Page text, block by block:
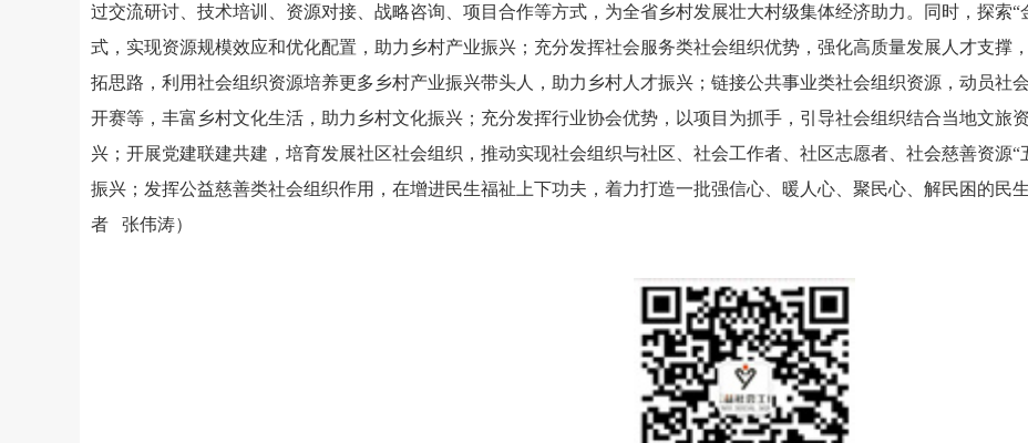
过交流研讨、技术培训、资源对接、战略咨询、项目合作等方式，为全省乡村发展壮大村级集体经济助力。同时，探索“
式，实现资源规模效应和优化配置，助力乡村产业振兴；充分发挥社会服务类社会组织优势，强化高质量发展人才支撑
拓思路，利用社会组织资源培养更多乡村产业振兴带头人，助力乡村人才振兴；链接公共事业类社会组织资源，动员社
开赛等，丰富乡村文化生活，助力乡村文化振兴；充分发挥行业协会优势，以项目为抓手，引导社会组织结合当地文旅
兴；开展党建联建共建，培育发展社区社会组织，推动实现社会组织与社区、社会工作者、社区志愿者、社会慈善资源
振兴；发挥公益慈善类社会组织作用，在增进民生福祉上下功夫，着力打造一批强信心、暖人心、聚民心、解民困的民
者 张伟涛）